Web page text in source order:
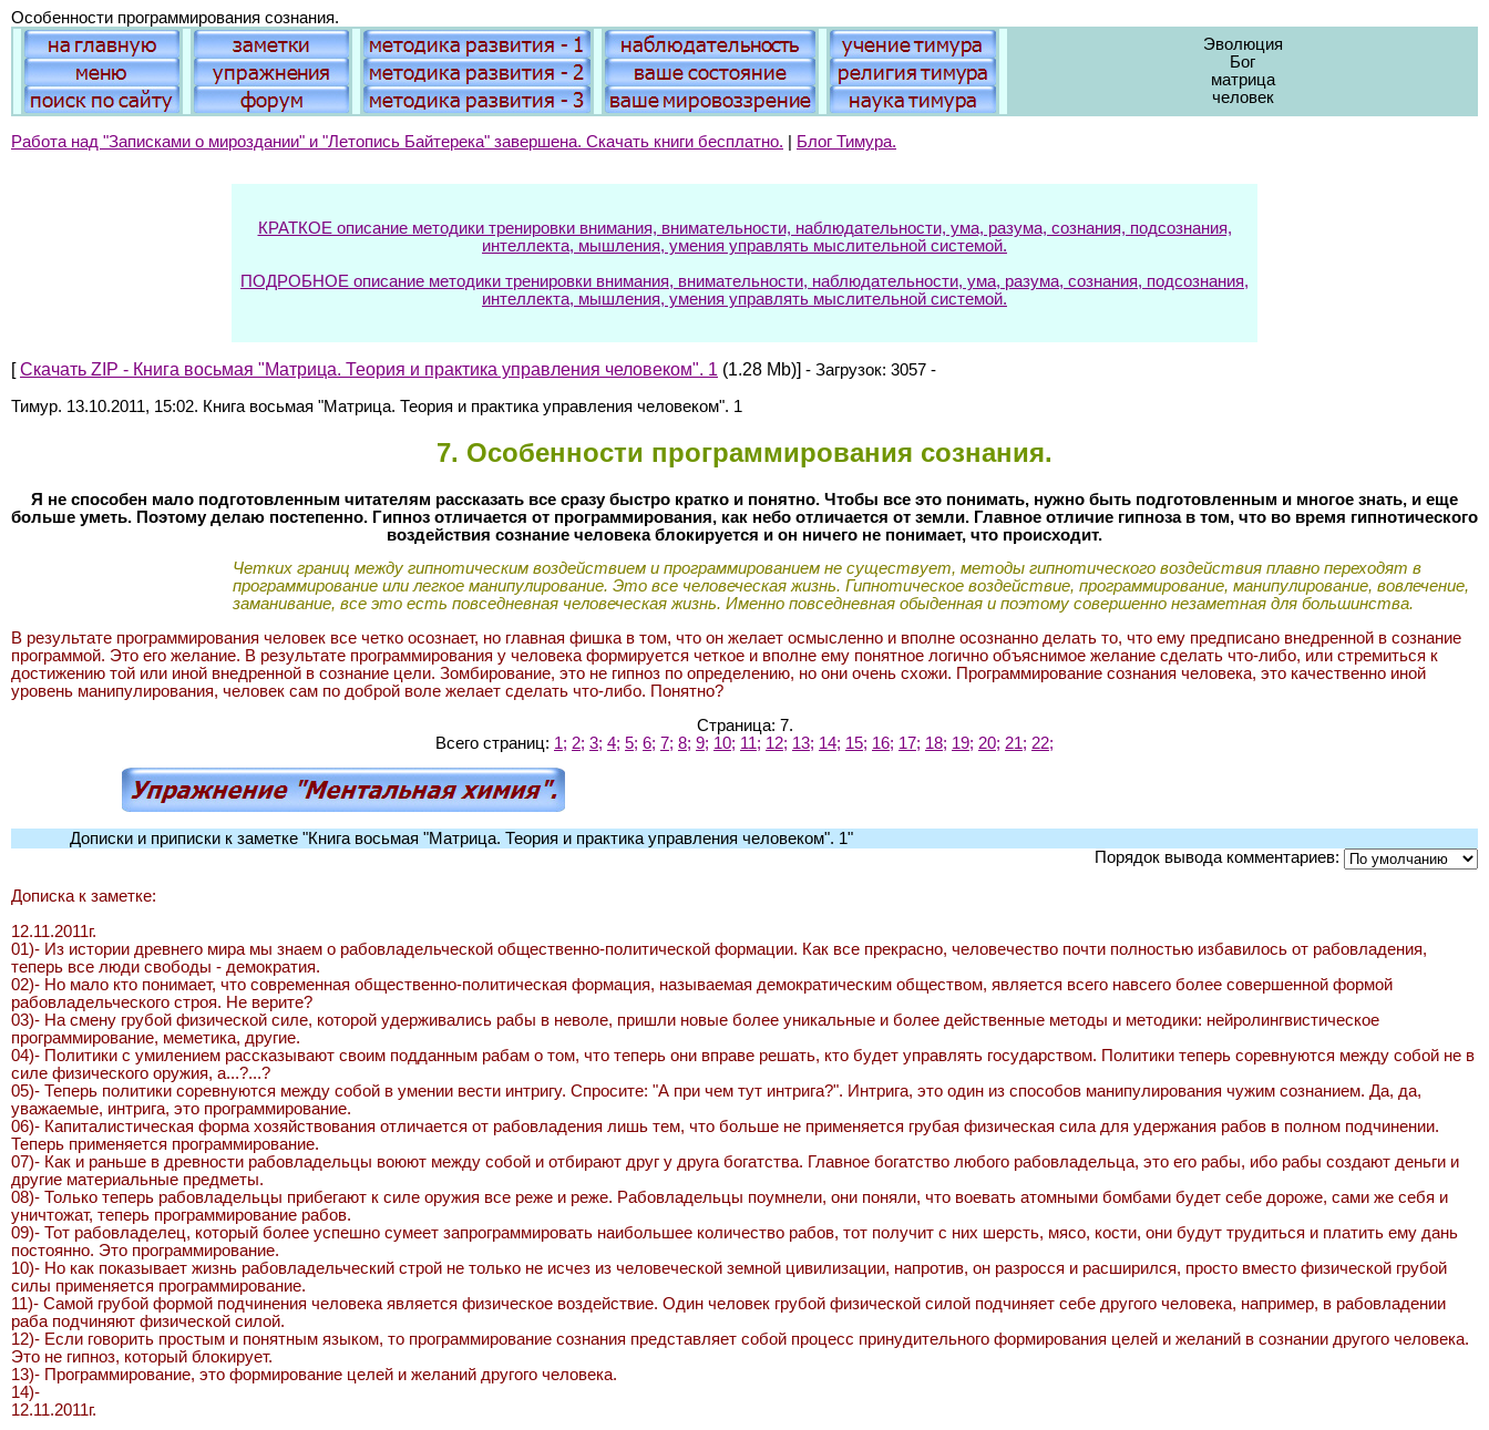
Особенности программирования сознания.
Эволюция
Бог
матрица
человек
Работа над "Записками о мироздании" и "Летопись Байтерека" завершена. Скачать книги бесплатно. Блог Тимура.
КРАТКОЕ описание методики тренировки внимания, внимательности, наблюдательности, ума, разума, сознания, подсознания,
интеллекта, мышления, умения управлять мыслительной системой.
ПОДРОБНОЕ описание методики тренировки внимания, внимательности, наблюдательности, ума, разума, сознания, подсознания,
интеллекта, мышления, умения управлять мыслительной системой.
[Скачать ZIP - Книга восьмая "Матрица. Теория и практика управления человеком". 1 (1.28 Mb)] - Загрузок: 3057 -
Тимур. 13.10.2011, 15:02. Книга восьмая "Матрица. Теория и практика управления человеком". 1
7. Особенности программирования сознания.
Я не способен мало подготовленным читателям рассказать все сразу быстро кратко и понятно. Чтобы все это понимать, нужно быть подготовленным и многое знать, и еще
больше уметь. Поэтому делаю постепенно. Гипноз отличается от программирования, как небо отличается от земли. Главное отличие гипноза в том, что во время гипнотического
воздействия сознание человека блокируется и он ничего не понимает, что происходит.
Четких границ между гипнотическим воздействием и программированием не существует, методы гипнотического воздействия плавно переходят в
программирование или легкое манипулирование. Это все человеческая жизнь. Гипнотическое воздействие, программирование, манипулирование, вовлечение,
заманивание, все это есть повседневная человеческая жизнь. Именно повседневная обыденная и поэтому совершенно незаметная для большинства.
В результате программирования человек все четко осознает, но главная фишка в том, что он желает осмысленно и вполне осознанно делать то, что ему предписано внедренной в сознание
программой. Это его желание. В результате программирования у человека формируется четкое и вполне ему понятное логично объяснимое желание сделать что-либо, или стремиться к
достижению той или иной внедренной в сознание цели. Зомбирование, это не гипноз по определению, но они очень схожи. Программирование сознания человека, это качественно иной
уровень манипулирования, человек сам по доброй воле желает сделать что-либо. Понятно?
Страница: 7.
Всего страниц: 1; 2; 3; 4; 5; 6; 7; 8; 9; 10; 11; 12; 13; 14; 15; 16; 17; 18; 19; 20; 21; 22;
Дописки и приписки к заметке "Книга восьмая "Матрица. Теория и практика управления человеком". 1"
Порядок вывода комментариев:
Дописка к заметке:
12.11.2011г.
01)- Из истории древнего мира мы знаем о рабовладельческой общественно-политической формации. Как все прекрасно, человечество почти полностью избавилось от рабовладения,
теперь все люди свободы - демократия.
02)- Но мало кто понимает, что современная общественно-политическая формация, называемая демократическим обществом, является всего навсего более совершенной формой
рабовладельческого строя. Не верите?
03)- На смену грубой физической силе, которой удерживались рабы в неволе, пришли новые более уникальные и более действенные методы и методики: нейролингвистическое
программирование, меметика, другие.
04)- Политики с умилением рассказывают своим подданным рабам о том, что теперь они вправе решать, кто будет управлять государством. Политики теперь соревнуются между собой не в
силе физического оружия, а...?...?
05)- Теперь политики соревнуются между собой в умении вести интригу. Спросите: "А при чем тут интрига?". Интрига, это один из способов манипулирования чужим сознанием. Да, да,
уважаемые, интрига, это программирование.
06)- Капиталистическая форма хозяйствования отличается от рабовладения лишь тем, что больше не применяется грубая физическая сила для удержания рабов в полном подчинении.
Теперь применяется программирование.
07)- Как и раньше в древности рабовладельцы воюют между собой и отбирают друг у друга богатства. Главное богатство любого рабовладельца, это его рабы, ибо рабы создают деньги и
другие материальные предметы.
08)- Только теперь рабовладельцы прибегают к силе оружия все реже и реже. Рабовладельцы поумнели, они поняли, что воевать атомными бомбами будет себе дороже, сами же себя и
уничтожат, теперь программирование рабов.
09)- Тот рабовладелец, который более успешно сумеет запрограммировать наибольшее количество рабов, тот получит с них шерсть, мясо, кости, они будут трудиться и платить ему дань
постоянно. Это программирование.
10)- Но как показывает жизнь рабовладельческий строй не только не исчез из человеческой земной цивилизации, напротив, он разросся и расширился, просто вместо физической грубой
силы применяется программирование.
11)- Самой грубой формой подчинения человека является физическое воздействие. Один человек грубой физической силой подчиняет себе другого человека, например, в рабовладении
раба подчиняют физической силой.
12)- Если говорить простым и понятным языком, то программирование сознания представляет собой процесс принудительного формирования целей и желаний в сознании другого человека.
Это не гипноз, который блокирует.
13)- Программирование, это формирование целей и желаний другого человека.
14)-
12.11.2011г.